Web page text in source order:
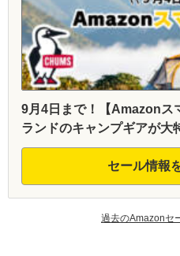
9月4日まで！【Amazonス
ランドのキャンプギアが大
セール情報
過去のAmazonセ